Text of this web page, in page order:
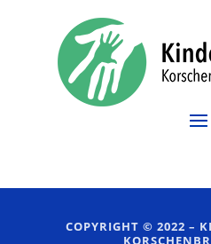
COPYRIGHT © 2022 –